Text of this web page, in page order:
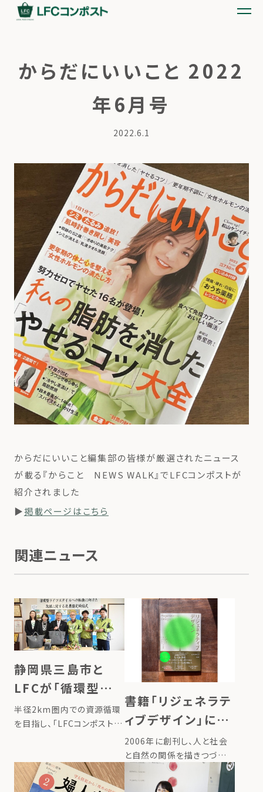
からだにいいこと 2022
年6月号
2022.6.1
からだにいいこと編集部の皆様が厳選されたニュース
が載る『からこと NEWS WALK』でLFCコンポストが
紹介されました
▶掲載ページはこちら
関連ニュース
静岡県三島市と
LFCが「循環型ライ
フスタイルへの転
換に向けた取組に
締結
半径2km圏内での資源循環
を目指し、「LFCコンポスト」
下「LFC」）は、静岡県三島市
と、生ごみの減量および環境
書籍「リジェネラテ
ィブデザイン」に、
代表たいらの半径
2km圏内での栄養
循環のストーリー
2006年に創刊し、人と社会
と自然の関係を描きつづけ
るWEBマガジン
「greenz.jp」。 greenzが